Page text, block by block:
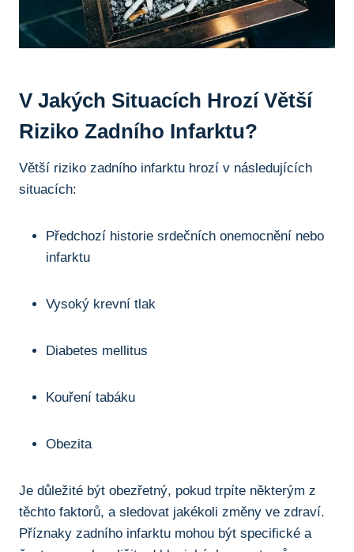
V Jakých Situacích Hrozí Větší
Riziko Zadního Infarktu?
Větší riziko zadního infarktu hrozí v následujících
situacích:
Předchozí historie srdečních onemocnění nebo
infarktu
Vysoký krevní tlak
Diabetes mellitus
Kouření tabáku
Obezita
Je důležité být obezřetný, pokud trpíte některým z
těchto faktorů, a sledovat jakékoli změny ve zdraví.
Příznaky zadního infarktu mohou být specifické a